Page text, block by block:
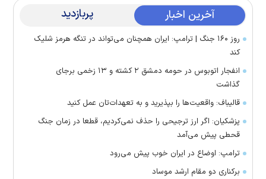
آخرین اخبار پربازدید
روز ۱۶۰ جنگ | ترامپ: ایران همچنان می‌تواند در تنگه هرمز شلیک
کند
انفجار اتوبوس در حومه دمشق ۲ کشته و ۱۳ زخمی برجای
گذاشت
قالیباف: واقعیت‌ها را بپذیرید و به تعهدات‌تان عمل کنید
پزشکیان: اگر ارز ترجیحی را حذف نمی‌کردیم، قطعا در زمان جنگ
قحطی پیش می‌آمد
ترامپ: اوضاع در ایران خوب پیش می‌رود
برکناری دو مقام ارشد موساد